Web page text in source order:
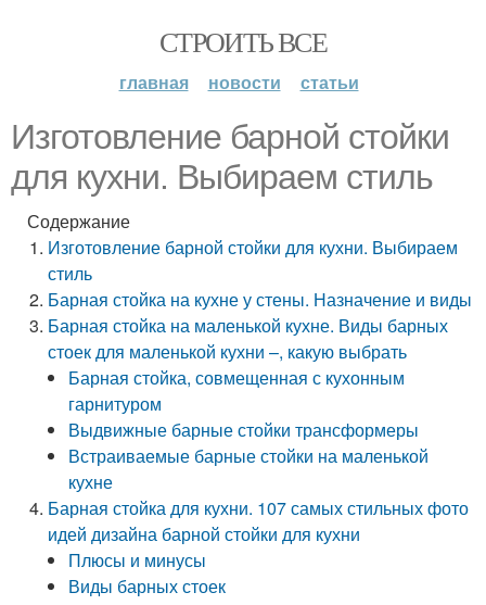
СТРОИТЬ ВСЕ
главная новости статьи
Изготовление барной стойки
для кухни. Выбираем стиль
Содержание
Изготовление барной стойки для кухни. Выбираем
стиль
Барная стойка на кухне у стены. Назначение и виды
Барная стойка на маленькой кухне. Виды барных
стоек для маленькой кухни –, какую выбрать
Барная стойка, совмещенная с кухонным
гарнитуром
Выдвижные барные стойки трансформеры
Встраиваемые барные стойки на маленькой
кухне
Барная стойка для кухни. 107 самых стильных фото
идей дизайна барной стойки для кухни
Плюсы и минусы
Виды барных стоек